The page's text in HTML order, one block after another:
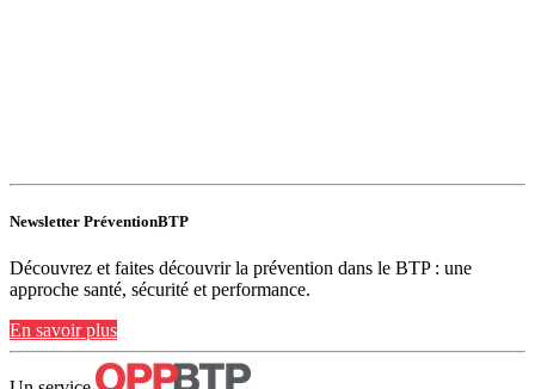
Newsletter PréventionBTP
Découvrez et faites découvrir la prévention dans le BTP : une
approche santé, sécurité et performance.
En savoir plus